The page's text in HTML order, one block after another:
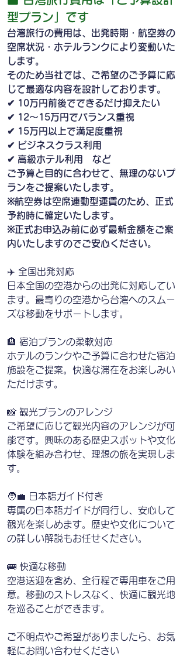
型プラン」です
台湾旅行の費用は、出発時期・航空券の
空席状況・ホテルランクにより変動いた
します。
そのため当社では、ご希望のご予算に応
じて最適な内容を設計しております。
✔ 10万円前後でできるだけ抑えたい
✔ 12〜15万円でバランス重視
✔ 15万円以上で満足度重視
✔ ビジネスクラス利用
✔ 高級ホテル利用　など
ご予算と目的に合わせて、無理のないプ
ランをご提案いたします。
※航空券は空席連動型運賃のため、正式
予約時に確定いたします。
※正式お申込み前に必ず最新金額をご案
内いたしますのでご安心ください。
✈️ 全国出発対応
日本全国の空港からの出発に対応してい
ます。最寄りの空港から台湾へのスムー
ズな移動をサポートします。
🏨 宿泊プランの柔軟対応
ホテルのランクやご予算に合わせた宿泊
施設をご提案。快適な滞在をお楽しみい
ただけます。
📸 観光プランのアレンジ
ご希望に応じて観光内容のアレンジが可
能です。興味のある歴史スポットや文化
体験を組み合わせ、理想の旅を実現しま
す。
🧑‍💼 日本語ガイド付き
専属の日本語ガイドが同行し、安心して
観光を楽しめます。歴史や文化について
の詳しい解説もお任せください。
🚌 快適な移動
空港送迎を含め、全行程で専用車をご用
意。移動のストレスなく、快適に観光地
を巡ることができます。
ご不明点やご希望がありましたら、お気
軽にお問い合わせください